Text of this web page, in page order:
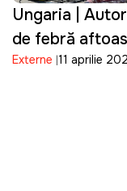
Ungaria |
de febră
Externe 11 aprilie